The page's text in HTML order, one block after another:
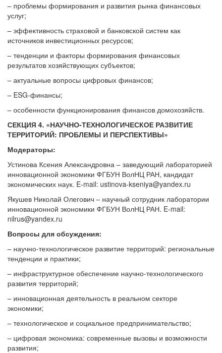
– проблемы формирования и развития рынка финансовых
услуг;
– эффективность страховой и банковской систем как
источников инвестиционных ресурсов;
– тенденции и факторы формирования финансовых
результатов хозяйствующих субъектов;
– актуальные вопросы цифровых финансов;
– ESG-финансы;
– особенности функционирования финансов домохозяйств.
СЕКЦИЯ 4. «НАУЧНО-ТЕХНОЛОГИЧЕСКОЕ РАЗВИТИЕ
ТЕРРИТОРИЙ: ПРОБЛЕМЫ И ПЕРСПЕКТИВЫ»
Модераторы:
Устинова Ксения Александровна – заведующий лабораторией
инновационной экономики ФГБУН ВолНЦ РАН, кандидат
экономических наук. E-mail: ustinova-kseniya@yandex.ru
Якушев Николай Олегович – научный сотрудник лаборатории
инновационной экономики ФГБУН ВолНЦ РАН. E-mail:
nilrus@yandex.ru
Вопросы для обсуждения:
– научно-технологическое развитие территорий: региональные
тенденции и практики;
– инфраструктурное обеспечение научно-технологического
развития территорий;
– инновационная деятельность в реальном секторе
экономики;
– технологическое и социальное предпринимательство;
– цифровая экономика: современные вызовы и возможности
развития;